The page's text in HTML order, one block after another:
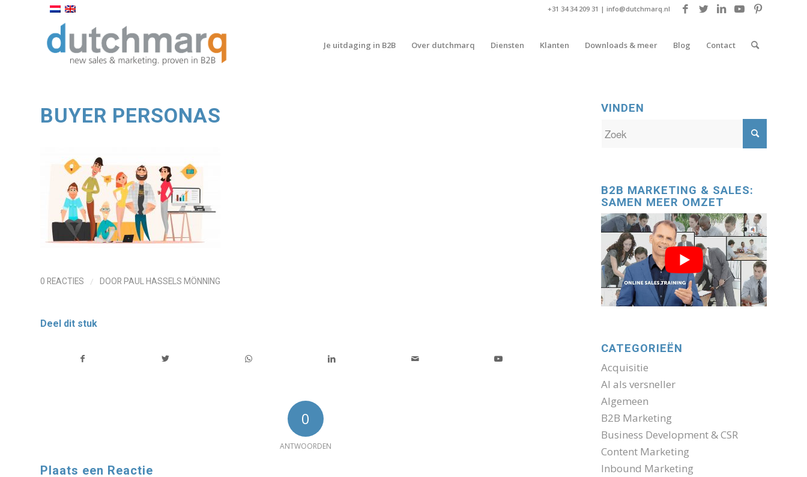
+31 34 34 209 31 | info@dutchmarq.nl
Je uitdaging in B2B Over dutchmarq Diensten Klanten Downloads & meer Blog Contact
BUYER PERSONAS
0 REACTIES / DOOR PAUL HASSELS MÖNNING
Deel dit stuk
0
ANTWOORDEN
Plaats een Reactie
VINDEN
B2B MARKETING & SALES:
SAMEN MEER OMZET
CATEGORIEËN
Acquisitie
AI als versneller
Algemeen
B2B Marketing
Business Development & CSR
Content Marketing
Inbound Marketing